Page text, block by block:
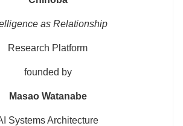
as Relationship
Research Platform
founded by
Masao Watanabe
Systems Architecture